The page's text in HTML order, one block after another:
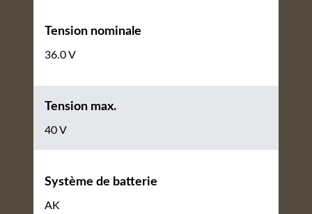
Tension nominale
36.0 V
Tension max.
40 V
Système de batterie
AK